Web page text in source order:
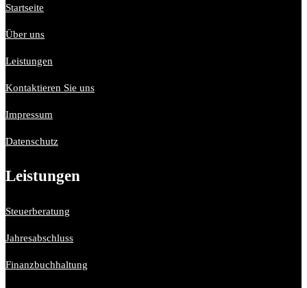
Startseite
Über uns
Leistungen
Kontaktieren Sie uns
Impressum
Datenschutz
Leistungen
Steuerberatung
Jahresabschluss
Finanzbuchhaltung